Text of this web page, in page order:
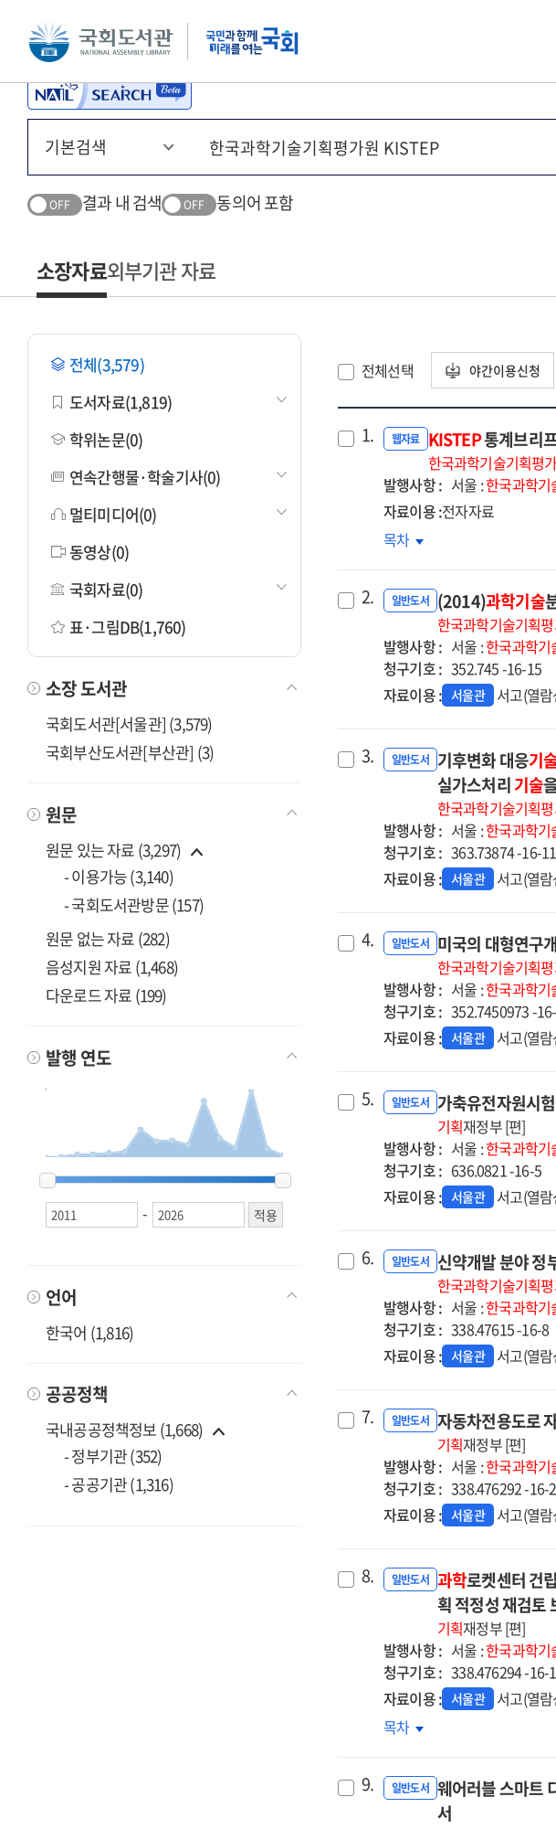
본문 바로가기 주메뉴 바로가기
OFF 결과 내 검색 OFF 동의어 포함
소장자료외부기관 자료
전체(3,579)
도서자료(1,819)
학위논문(0)
연속간행물·학술기사(0)
멀티미디어(0)
동영상(0)
국회자료(0)
표·그림DB(1,760)
소장 도서관
국회도서관[서울관] (3,579)
국회부산도서관[부산관] (3)
원문
원문 있는 자료 (3,297)
- 이용가능 (3,140)
- 국회도서관방문 (157)
원문 없는 자료 (282)
음성지원 자료 (1,468)
다운로드 자료 (199)
발행 연도
-
언어
한국어 (1,816)
공공정책
국내공공정책정보 (1,668)
- 정부기관 (352)
- 공공기관 (1,316)
전체선택 야간이용신청
1. 웹자료 KISTEP통계브리
한국과학기술기획평
발행사항 : 서울 :한국과학기
자료이용 :전자자료
KISTEP
2016.1∼2016.12
목차
2. 일반도서 (2014)과학기술
한국과학기술기획
발행사항 : 서울 :한국과학기
청구기호 : 352.745 -16-15
자료이용 : 서울관 서고(열
3. 일반도서 기후변화 대응기
실가스처리기술
한국과학기술기획
발행사항 : 서울 :한국과학기
청구기호 : 363.73874 -16-11
자료이용 : 서울관 서고(열
4. 일반도서 미국의 대형연구
한국과학기술기획
발행사항 : 서울 :한국과학기
청구기호 : 352.7450973 -
자료이용 : 서울관 서고(열
5. 일반도서 가축유전자원시
기획재정부 [편]
발행사항 : 서울 :한국과학기
청구기호 : 636.0821 -16-5
자료이용 : 서울관 서고(열
6. 일반도서 신약개발 분야 정
한국과학기술기획
발행사항 : 서울 :한국과학기
청구기호 : 338.47615 -16-8
자료이용 : 서울관 서고(열
7. 일반도서 자동차전용도로
기획재정부 [편]
발행사항 : 서울 :한국과학기
청구기호 : 338.476292 -16-
자료이용 : 서울관 서고(열
8. 일반도서 과학로켓센터 건
획 적정성 재검토
기획재정부 [편]
발행사항 : 서울 :한국과학기
청구기호 : 338.476294 -16-1
자료이용 : 서울관 서고(열
과학로켓센터
과학로켓
목차
9. 일반도서 웨어러블 스마트
서